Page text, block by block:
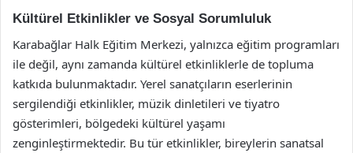
Kültürel Etkinlikler ve Sosyal Sorumluluk
Karabağlar Halk Eğitim Merkezi, yalnızca eğitim programları
ile değil, aynı zamanda kültürel etkinliklerle de topluma
katkıda bulunmaktadır. Yerel sanatçıların eserlerinin
sergilendiği etkinlikler, müzik dinletileri ve tiyatro
gösterimleri, bölgedeki kültürel yaşamı
zenginleştirmektedir. Bu tür etkinlikler, bireylerin sanatsal